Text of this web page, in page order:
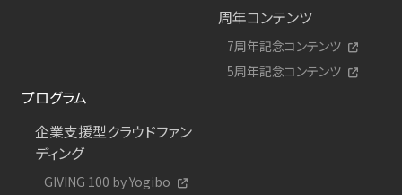
周年コンテンツ
7周年記念コンテンツ
5周年記念コンテンツ
プログラム
企業支援型クラウドファン
ディング
GIVING 100 by Yogibo